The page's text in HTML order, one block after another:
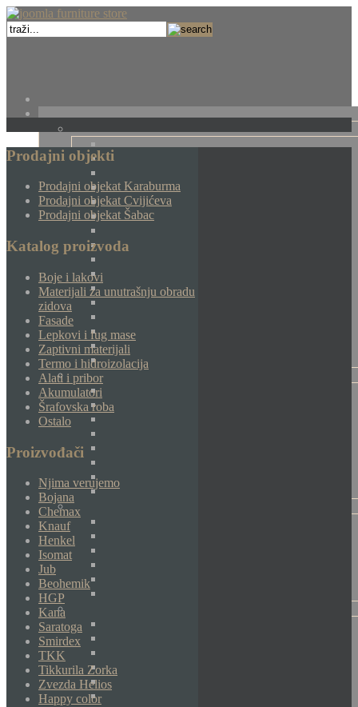
Prodajni objekti
Prodajni objekat Karaburma
Prodajni objekat Cvijićeva
Prodajni objekat Šabac
Katalog proizvoda
Boje i lakovi
Materijali za unutrašnju obradu
zidova
Fasade
Lepkovi i fug mase
Zaptivni materijali
Termo i hidroizolacija
Alati i pribor
Akumulatori
Šrafovska roba
Ostalo
Proizvođači
Njima verujemo
Bojana
Chemax
Knauf
Henkel
Isomat
Jub
Beohemik
HGP
Kana
Saratoga
Smirdex
TKK
Tikkurila Zorka
Zvezda Helios
Happy color